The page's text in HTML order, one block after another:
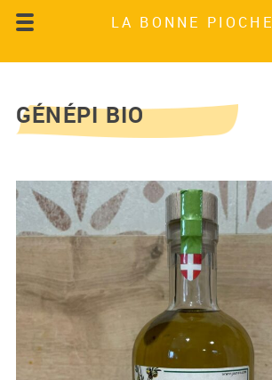
LA BONNE PIOCHE
GÉNÉPI BIO